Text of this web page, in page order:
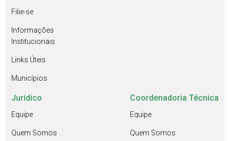
Filie-se
Informações
Institucionais
Links Úteis
Municípios
Jurídico
Equipe
Quem Somos
Coordenadoria Técnica
Equipe
Quem Somos